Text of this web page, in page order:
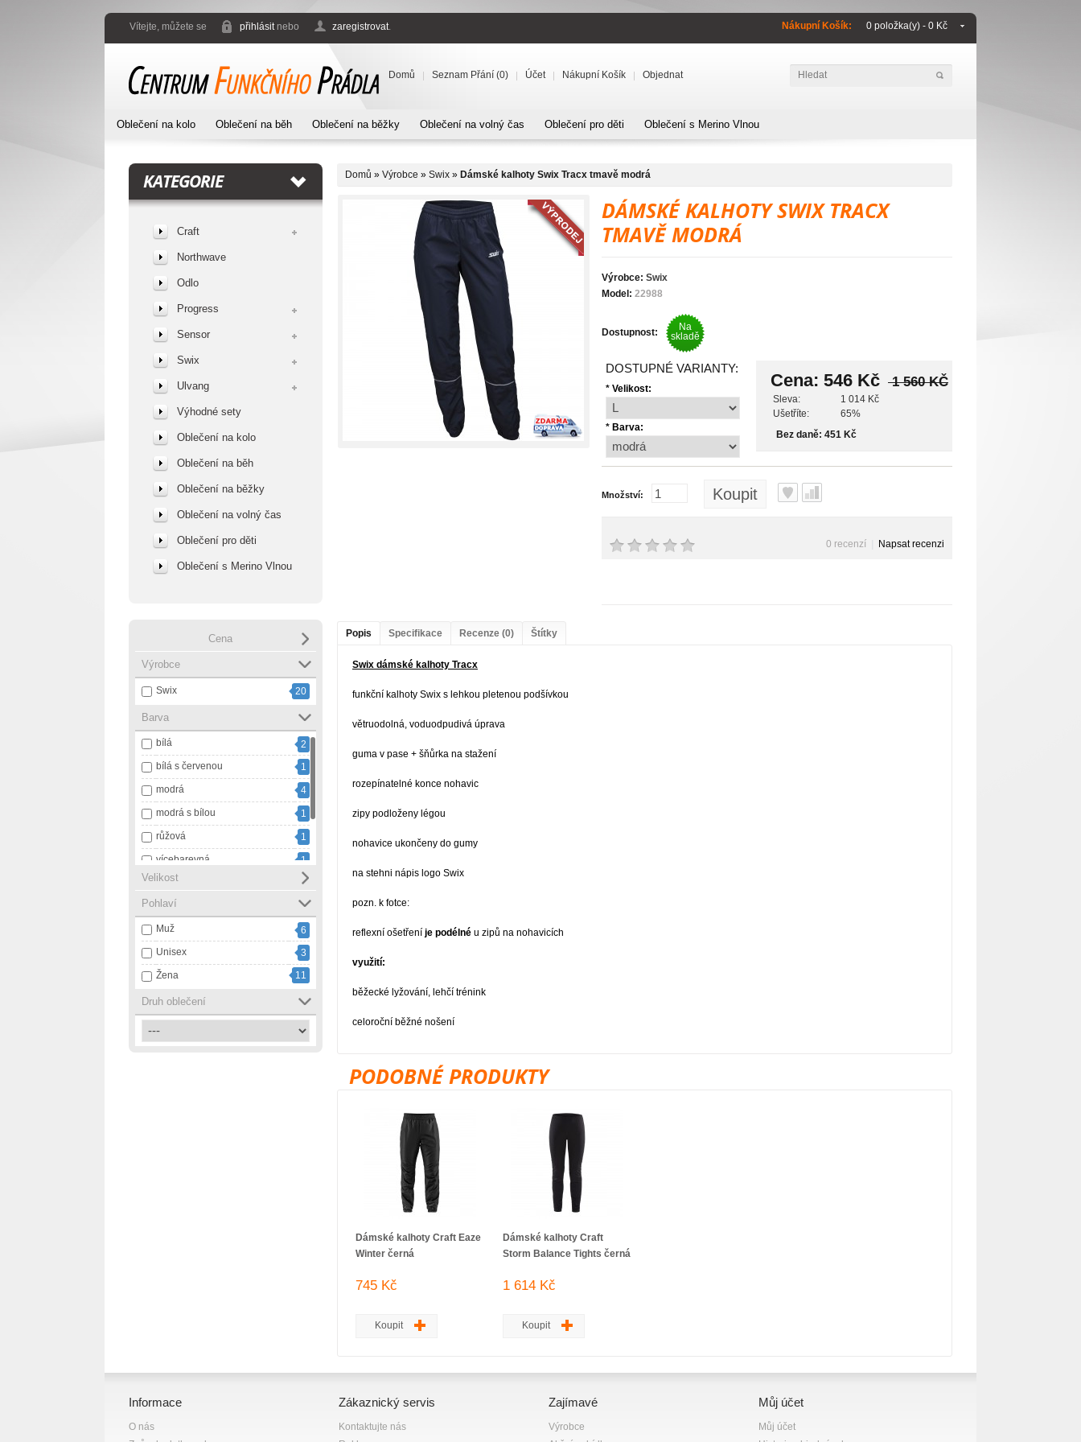
Nákupní Košík: 0 položka(y) - 0 Kč
Vítejte, můžete se přihlásitnebo zaregistrovat.
Domů Seznam Přání (0) Účet Nákupní Košík Objednat
Oblečení na kolo Oblečení na běh Oblečení na běžky Oblečení na volný čas Oblečení pro děti Oblečení s Merino Vlnou
KATEGORIE
Craft
Northwave
Odlo
Progress
Sensor
Swix
Ulvang
Výhodné sety
Oblečení na kolo
Oblečení na běh
Oblečení na běžky
Oblečení na volný čas
Oblečení pro děti
Oblečení s Merino Vlnou
Cena
Výrobce
Swix 20
Barva
bílá
2
bílá s červenou
1
modrá
4
modrá s bílou
1
růžová
1
vícebarevná
1
černá
7
červená
3
Velikost
Pohlaví
Muž
6
Unisex
3
Žena
11
Druh oblečení
Domů » Výrobce » Swix » Dámské kalhoty Swix Tracx tmavě modrá
DÁMSKÉ KALHOTY SWIX TRACX
TMAVĚ MODRÁ
Výrobce: Swix
Model: 22988
Dostupnost:
Na
skladě
Cena: 546 Kč 1 560 KČ
Sleva:
1 014 Kč
Ušetříte:
65%
Bez daně: 451 Kč
DOSTUPNÉ VARIANTY:
* Velikost:
* Barva:
Množství: Koupit
0 recenzí Napsat recenzi
Popis Specifikace Recenze (0) Štítky
Swix dámské kalhoty Tracx
funkční kalhoty Swix s lehkou pletenou podšívkou
větruodolná, voduodpudivá úprava
guma v pase + šňůrka na stažení
rozepínatelné konce nohavic
zipy podloženy légou
nohavice ukončeny do gumy
na stehni nápis logo Swix
pozn. k fotce:
reflexní ošetření je podélné u zipů na nohavicích
využití:
běžecké lyžování, lehčí trénink
celoroční běžné nošení
PODOBNÉ PRODUKTY
Dámské kalhoty Craft Eaze
Winter černá
745 Kč
Koupit
Dámské kalhoty Craft
Storm Balance Tights černá
1 614 Kč
Koupit
Informace
O nás
Zákaznický servis
Kontaktujte nás
Zajímavé
Výrobce
Můj účet
Můj účet